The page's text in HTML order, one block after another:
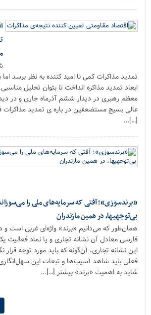
تمدید مذاکرات کمی نا امید کننده به نظر برسد اما
ابعاد تمدید مذاکره انداخت تا بتوان تحلیل مناسبی
معظم رهبری در دیدار ششم آذرماه جاری و در
عالى بسیج مستضعفین در باره ی تمدید مذاکرات
[…]...
«برندسوزی»؛ آفتی که سرمایه‌های ملی را
بی‌توجهی‎ها، در همین مازندران
همان‌طور که می‌دانیم «برند» واژه‌ای غربی است و
فارسی معادل آن نشانه تجاری و یا نماد فعالیت
این نشانه تجاری، آن‌گونه که باید مورد توجه قرار
فعلی باید شاهد آسیب‌ها و تبعات این سهل‌انگاری
شاید به اهمیت «برند» بیشتر […]...